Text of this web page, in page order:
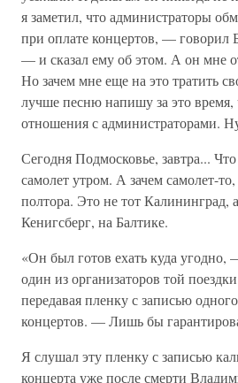
я заметил, что администраторы
при оплате концертов, — говорил
— и сказал ему об этом. А он мне
Но зачем мне еще на это тратить
лучше песню напишу за это время,
отношения с администраторами.
Сегодня Подмосковье, завтра...
самолет утром. А зачем самолет-
полтора. Это не тот Калининград,
Кенигсберг, на Балтике.
«Он был готов ехать куда угодно,
один из организаторов той
передавая пленку с записью
концертов. — Лишь бы
Я слушал эту пленку с записью
концерта уже после смерти